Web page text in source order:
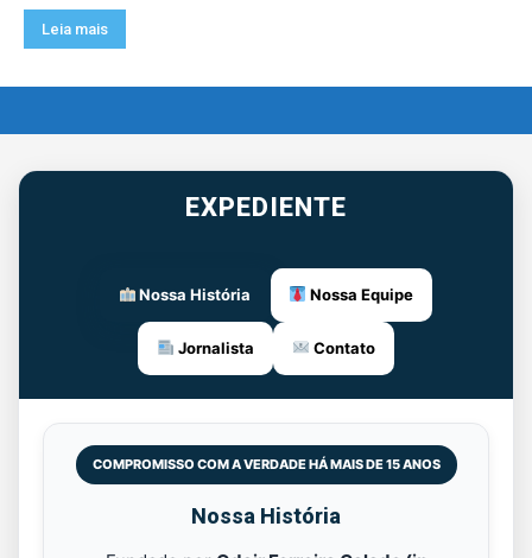
Leia mais
EXPEDIENTE
Nossa História Nossa Equipe
Jornalista Contato
COMPROMISSO COM A VERDADE HÁ MAIS DE 15 ANOS
Nossa História